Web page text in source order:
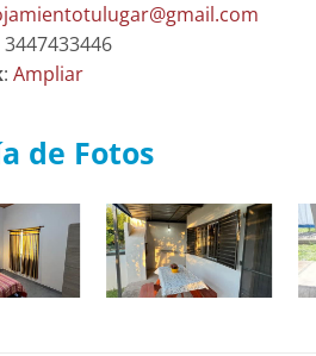
3447433446
: Ampliar
de Fotos